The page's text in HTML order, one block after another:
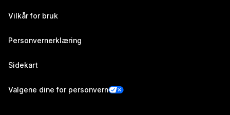
Vilkår for bruk
Personvernerklæring
Sidekart
Valgene dine for personvern